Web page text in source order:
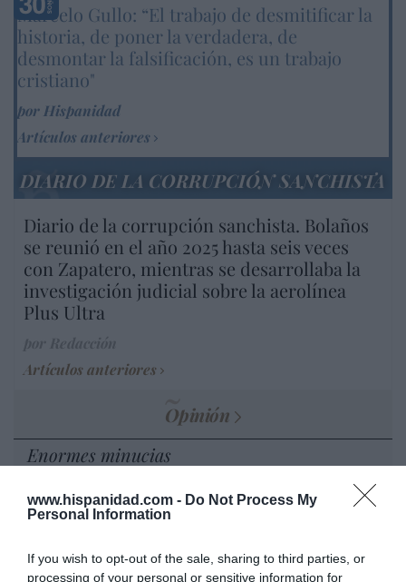
www.hispanidad.com - Do Not Process My
Personal Information
If you wish to opt-out of the sale, sharing to third parties, or
processing of your personal or sensitive information for
Marcelo Gullo: “El trabajo de desmitificar la
historia, de poner la verdadera, de
desmontar la falsificación, es un trabajo
cristiano"
por Hispanidad
Artículos anteriores
DIARIO DE LA CORRUPCIÓN SANCHISTA
Diario de la corrupción sanchista. Bolaños
se reunió en el año 2025 hasta seis veces
con Zapatero, mientras se desarrollaba la
investigación judicial sobre la aerolínea
Plus Ultra
Artículos anteriores
Opinión
Enormes minucias